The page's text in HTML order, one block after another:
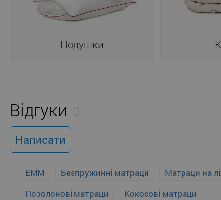
Подушки
Відгуки 0
Написати
EMM Безпружинні матраци
Матраци на
Поролонові матраци
Кокосові матраци